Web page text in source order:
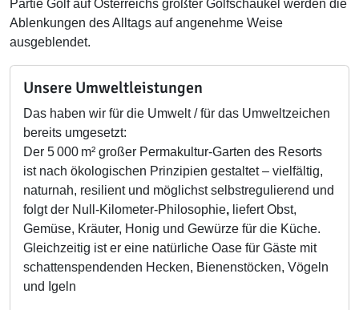
Partie Golf auf Österreichs größter Golfschaukel werden die
Ablenkungen des Alltags auf angenehme Weise
ausgeblendet.
Unsere Umweltleistungen
Das haben wir für die Umwelt / für das Umweltzeichen
bereits umgesetzt:
Der 5000 m² großer Permakultur-Garten des Resorts
ist nach ökologischen Prinzipien gestaltet – vielfältig,
naturnah, resilient und möglichst selbstregulierend und
folgt der Null-Kilometer-Philosophie, liefert Obst,
Gemüse, Kräuter, Honig und Gewürze für die Küche.
Gleichzeitig ist er eine natürliche Oase für Gäste mit
schattenspendenden Hecken, Bienenstöcken, Vögeln
und Igeln